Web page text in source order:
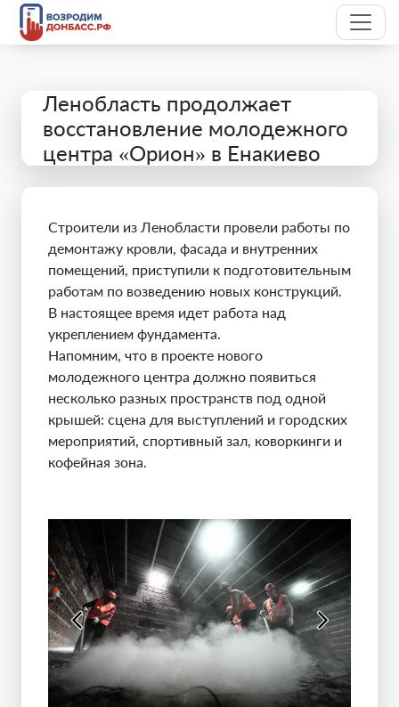
Ленобласть продолжает
восстановление молодежного
центра «Орион» в Енакиево
Строители из Ленобласти провели работы по
демонтажу кровли, фасада и внутренних
помещений, приступили к подготовительным
работам по возведению новых конструкций.
В настоящее время идет работа над
укреплением фундамента.
Напомним, что в проекте нового
молодежного центра должно появиться
несколько разных пространств под одной
крышей: сцена для выступлений и городских
мероприятий, спортивный зал, коворкинги и
кофейная зона.